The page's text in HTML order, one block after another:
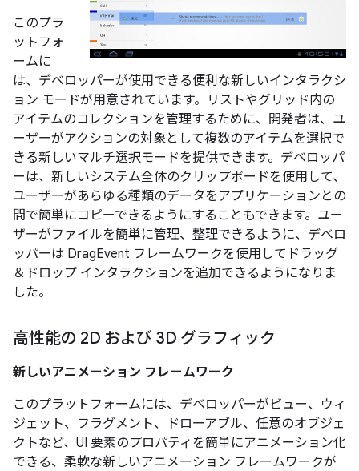
このプラ
ットフォ
ームに
は、デベロッパーが使用できる便利な新しいインタラクシ
ョン モードが用意されています。リストやグリッド内の
アイテムのコレクションを管理するために、開発者は、ユ
ーザーがアクションの対象として複数のアイテムを選択で
きる新しいマルチ選択モードを提供できます。デベロッパ
ーは、新しいシステム全体のクリップボードを使用して、
ユーザーがあらゆる種類のデータをアプリケーションとの
間で簡単にコピーできるようにすることもできます。ユー
ザーがファイルを簡単に管理、整理できるように、デベロ
ッパーは DragEvent フレームワークを使用してドラッグ
＆ドロップ インタラクションを追加できるようになりま
した。
高性能の 2D および 3D グラフィック
新しいアニメーション フレームワーク
このプラットフォームには、デベロッパーがビュー、ウィ
ジェット、フラグメント、ドローアブル、任意のオブジェ
クトなど、UI 要素のプロパティを簡単にアニメーション化
できる、柔軟な新しいアニメーション フレームワークが